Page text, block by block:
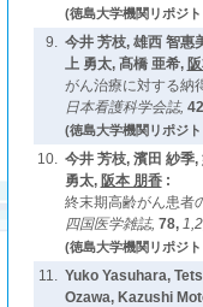
(徳島大学機関リポジ
9. 今井 芳枝, 雄西 智惠
上 勇太, 髙橋 亜希,
がん治療に対する納
日本看護科学会誌,
(徳島大学機関リポジ
10. 今井 芳枝, 濱田 紗季
勇太, 阪本 朋香:
終末期高齢がん患者
四国医学雑誌, 78,
(徳島大学機関リポジ
11. Yuko Yasuhara,
Ozawa, Kazushi